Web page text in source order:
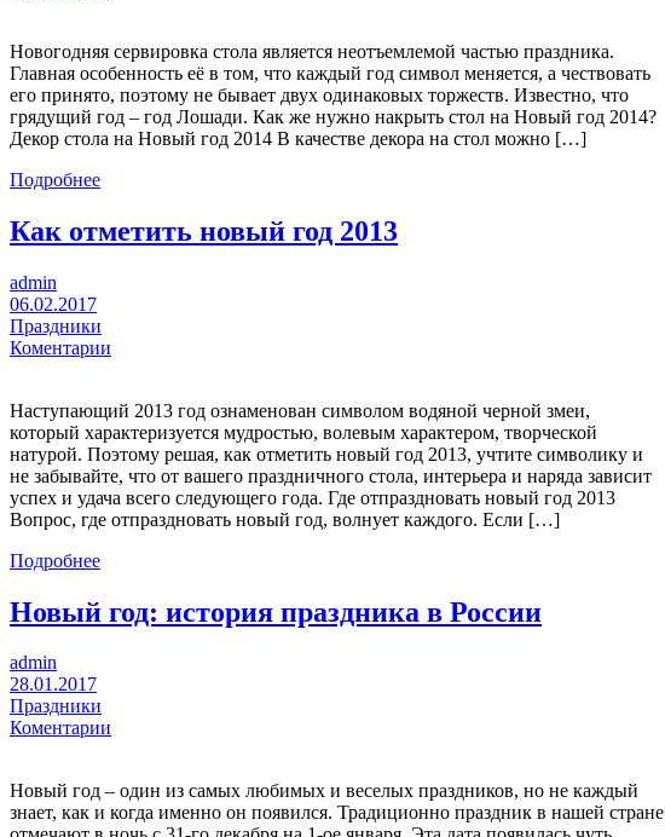
Новогодняя сервировка стола является неотъемлемой частью праздника.
Главная особенность её в том, что каждый год символ меняется, а чествовать
его принято, поэтому не бывает двух одинаковых торжеств. Известно, что
грядущий год – год Лошади. Как же нужно накрыть стол на Новый год 2014?
Декор стола на Новый год 2014 В качестве декора на стол можно […]
Подробнее
Как отметить новый год 2013
admin
06.02.2017
Праздники
Коментарии
Наступающий 2013 год ознаменован символом водяной черной змеи,
который характеризуется мудростью, волевым характером, творческой
натурой. Поэтому решая, как отметить новый год 2013, учтите символику и
не забывайте, что от вашего праздничного стола, интерьера и наряда зависит
успех и удача всего следующего года. Где отпраздновать новый год 2013
Вопрос, где отпраздновать новый год, волнует каждого. Если […]
Подробнее
Новый год: история праздника в России
admin
28.01.2017
Праздники
Коментарии
Новый год – один из самых любимых и веселых праздников, но не каждый
знает, как и когда именно он появился. Традиционно праздник в нашей стране